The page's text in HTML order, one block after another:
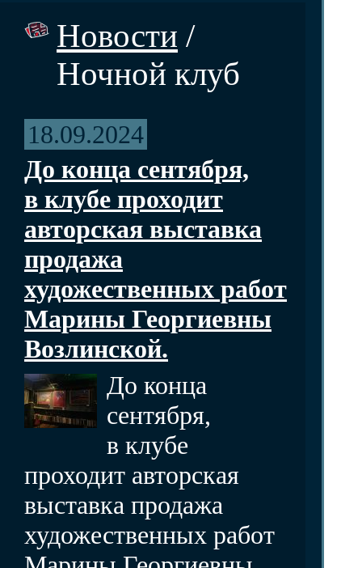
Новости /
Ночной клуб
18.09.2024
До конца сентября,
в клубе проходит
авторская выставка
продажа
художественных работ
Марины Георгиевны
Возлинской.
До конца
сентября,
в клубе
проходит авторская
выставка продажа
художественных работ